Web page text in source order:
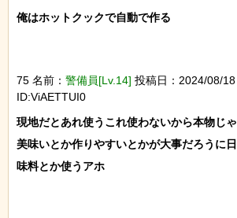
俺はホットクックで自動で作る
75 名前： 警備員[Lv.14] 投稿日：2024/08/
ID:ViAETTUI0
現地だとあれ使うこれ使わないから本物じ
美味いとか作りやすいとかが大事だろうに
味料とか使うアホ